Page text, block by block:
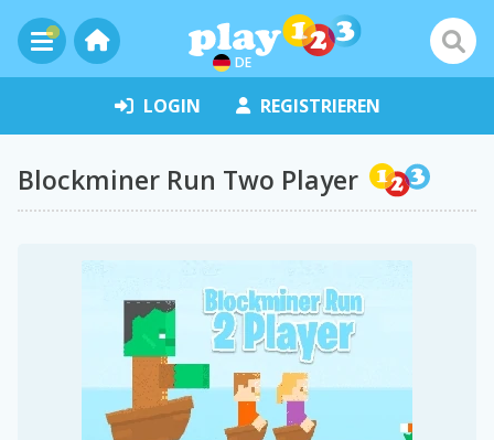
DE
LOGIN REGISTRIEREN
Blockminer Run Two Player